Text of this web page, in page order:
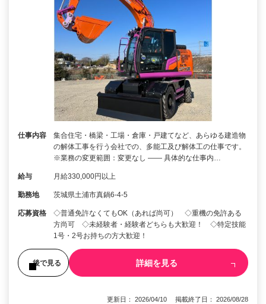
仕事内容
集合住宅・橋梁・工場・倉庫・戸建てなど、あらゆる建造物
の解体工事を行う会社での、多能工及び解体工の仕事です。
※業務の変更範囲：変更なし ―― 具体的な仕事内…
給与 月給330,000円以上
勤務地 茨城県土浦市真鍋6-4-5
応募資格
◇普通免許なくてもOK（あれば尚可） ◇重機の免許ある
方尚可 ◇未経験者・経験者どちらも大歓迎！ ◇特定技能
1号・2号お持ちの方大歓迎！
後で見る 詳細を見る
更新日： 2026/04/10 掲載終了日： 2026/08/28